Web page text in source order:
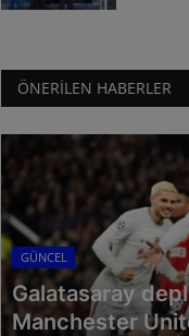
ÖNERILEN HABERLER
GÜNCEL
Galatasaray
Manchester